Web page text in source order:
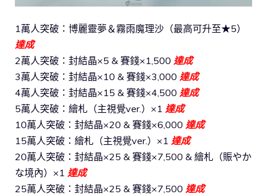
1萬人突破：博麗靈夢＆霧雨魔理沙（最高可升至★5）
達成
2萬人突破：封結晶×5 & 賽錢×1,500 達成
3萬人突破：封結晶×10 & 賽錢×3,000 達成
4萬人突破：封結晶×15 & 賽錢×4,500 達成
5萬人突破：繪札（主視覺ver.）×1 達成
10萬人突破：封結晶×20 & 賽錢×6,000 達成
15萬人突破：繪札（主視覺ver.）×1 達成
20萬人突破：封結晶×25 & 賽錢×7,500 & 繪札（賑やか
な境內）×1 達成
25萬人突破：封結晶×25 & 賽錢×7,500 達成